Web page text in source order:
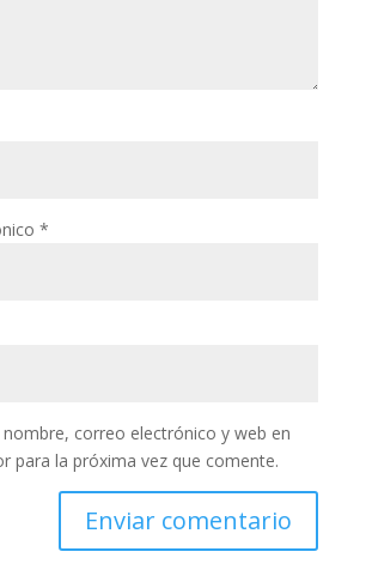
*
nombre, correo electrónico y web en
para la próxima vez que comente.